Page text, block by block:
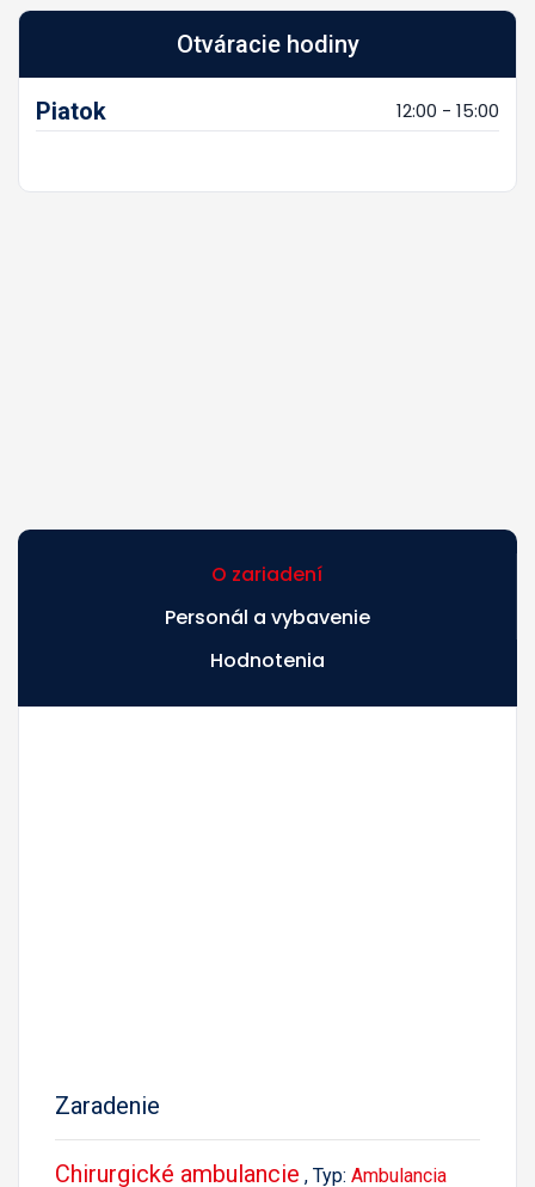
Otváracie hodiny
Piatok 12:00 - 15:00
O zariadení
Personál a vybavenie
Hodnotenia
Zaradenie
Chirurgické ambulancie , Typ: Ambulancia